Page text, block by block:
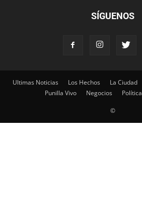
SÍGUENOS
Ultimas Noticias Los Hechos La Ciudad
Punilla Vivo
Negocios
©